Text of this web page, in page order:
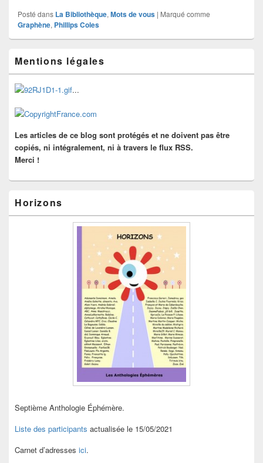
Posté dans La Bibliothèque, Mots de vous | Marqué comme
Graphène, Phillips Coles
principale
de
widget
pour
barre
Mentions légales
...
Les articles de ce blog sont protégés et ne doivent pas être
copiés, ni intégralement, ni à travers le flux RSS.
Merci !
Horizons
Septième Anthologie Éphémère.
Liste des participants actualisée le 15/05/2021
Carnet d’adresses ici.